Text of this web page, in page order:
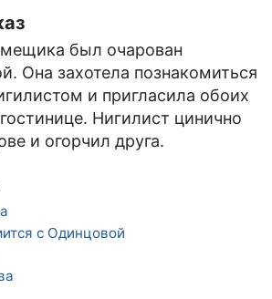
был очарован
Она захотела познакомиться
и пригласила обоих
Нигилист цинично
и огорчил друга.
с Одинцовой